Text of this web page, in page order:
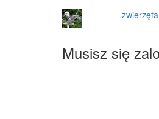
zwierzęta
Musisz się